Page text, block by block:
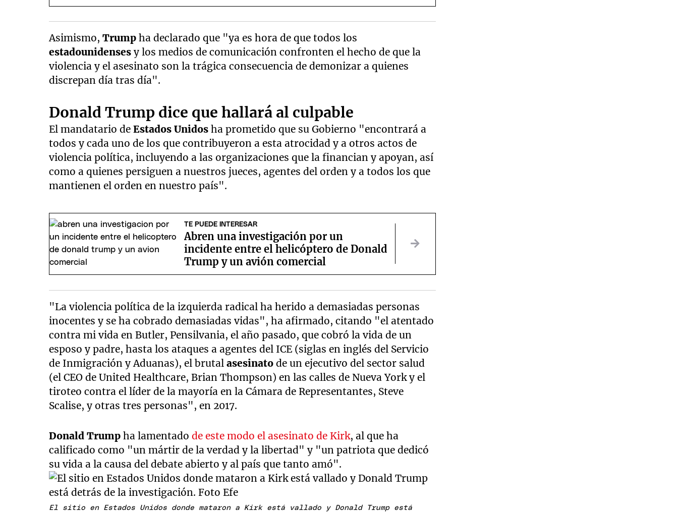
Asimismo,Trumpha declarado que "ya es hora de que todos los
estadounidenses y los medios de comunicación confronten el hecho de que la
violencia y el asesinato son la trágica consecuencia de demonizar a quienes
discrepan día tras día".
Donald Trump dice que hallará al culpable
El mandatario deEstados Unidos ha prometido que su Gobierno "encontrará a
todos y cada uno de los que contribuyeron a esta atrocidad y a otros actos de
violencia política, incluyendo a las organizaciones que la financian y apoyan, así
como a quienes persiguen a nuestros jueces, agentes del orden y a todos los que
mantienen el orden en nuestro país".
TE PUEDE INTERESAR
Abren una investigación por un
incidente entre el helicóptero de Donald
Trump y un avión comercial
"La violencia política de la izquierda radical ha herido a demasiadas personas
inocentes y se ha cobrado demasiadas vidas", ha afirmado, citando "el atentado
contra mi vida en Butler, Pensilvania, el año pasado, que cobró la vida de un
esposo y padre, hasta los ataques a agentes del ICE (siglas en inglés del Servicio
de Inmigración y Aduanas), el brutalasesinatode un ejecutivo del sector salud
(el CEO de United Healthcare, Brian Thompson) en las calles de Nueva York y el
tiroteo contra el líder de la mayoría en la Cámara de Representantes, Steve
Scalise, y otras tres personas", en 2017.
Donald Trump ha lamentadode este modo el asesinato de Kirk, al que ha
calificado como "un mártir de la verdad y la libertad" y "un patriota que dedicó
su vida a la causa del debate abierto y al país que tanto amó".
El sitio en Estados Unidos donde mataron a Kirk está vallado y Donald Trump está